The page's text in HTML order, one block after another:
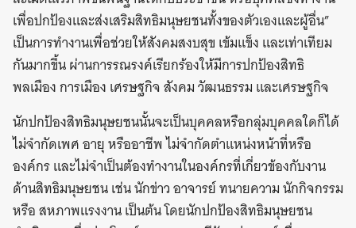
เพื่อปกป้องและส่งเสริมสิทธิมนุษยชนทั้งของตัวเองและผู้อื่น”
เป็นการทำงานเพื่อช่วยให้สังคมสงบสุข เข้มแข็ง และเท่าเทียม
กันมากขึ้น ผ่านการรณรงค์เรียกร้องให้มีการปกป้องสิทธิ
พลเมือง การเมือง เศรษฐกิจ สังคม วัฒนธรรม และเศรษฐกิจ
นักปกป้องสิทธิมนุษยชนนั้นจะเป็นบุคคลหรือกลุ่มบุคคลใดก็ได้
ไม่จำกัดเพศ อายุ หรืออาชีพ ไม่จำกัดตำแหน่งหน้าที่หรือ
องค์กร และไม่จำเป็นต้องทำงานในองค์กรที่เกี่ยวข้องกับงาน
ด้านสิทธิมนุษยชน เช่น นักข่าว อาจารย์ ทนายความ นักกิจกรรม
หรือ สหภาพแรงงาน เป็นต้น โดยนักปกป้องสิทธิมนุษยชน